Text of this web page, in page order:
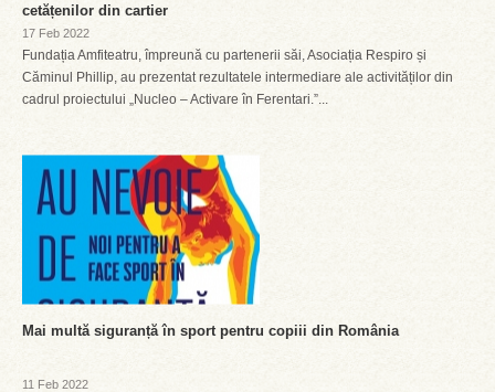
cetățenilor din cartier
17 Feb 2022
Fundația Amfiteatru, împreună cu partenerii săi, Asociația Respiro și
Căminul Phillip, au prezentat rezultatele intermediare ale activităților din
cadrul proiectului „Nucleo – Activare în Ferentari.”...
Mai multă siguranță în sport pentru copiii din România
11 Feb 2022